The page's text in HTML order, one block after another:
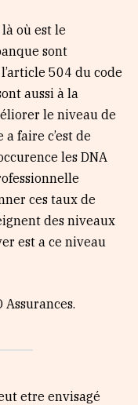
où est le
sont
504 du code
aussi à la
le niveau de
faire c’est de
les DNA
ces taux de
des niveaux
est a ce niveau
Assurances.
etre envisagé